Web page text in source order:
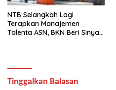
NTB Selangkah Lagi
Terapkan Manajemen
Talenta ASN, BKN Beri Sinyal
Tinggalkan Balasan